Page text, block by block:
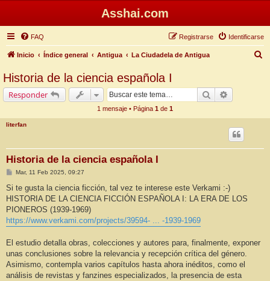
Asshai.com
FAQ Identificarse
Registrarse
Inicio Índice general Antigua La Ciudadela de Antigua
Historia de la ciencia española I
Responder Buscar
1 mensaje • Página 1 de 1
literfan
Historia de la ciencia española I
M
n
a
j
Mar, 11 Feb 2025, 09:27
Si te gusta la ciencia ficción, tal vez te interese este Verkami :-)
HISTORIA DE LA CIENCIA FICCIÓN ESPAÑOLA I: LA ERA DE LOS
PIONEROS (1939-1969)
https://www.verkami.com/projects/39594- ... -1939-1969
El estudio detalla obras, colecciones y autores para, finalmente, exponer
unas conclusiones sobre la relevancia y recepción crítica del género.
Asimismo, contempla varios capítulos hasta ahora inéditos, como el
análisis de revistas y fanzines especializados, la presencia de esta